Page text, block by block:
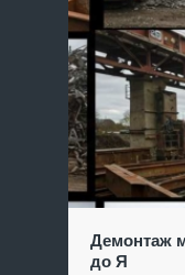
Демонтаж
до Я